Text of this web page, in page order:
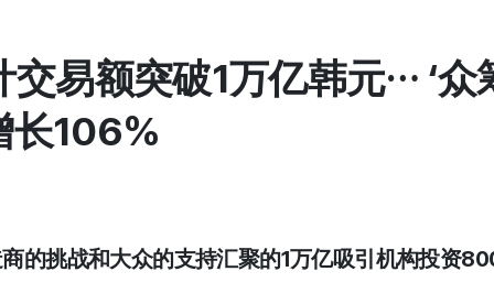
易额突破1万亿韩元… ‘众
长106%
的挑战和大众的支持汇聚的1万亿吸引机构投资